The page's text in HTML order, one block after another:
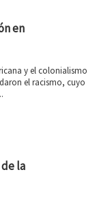
en
y el colonialismo
el racismo, cuyo
la